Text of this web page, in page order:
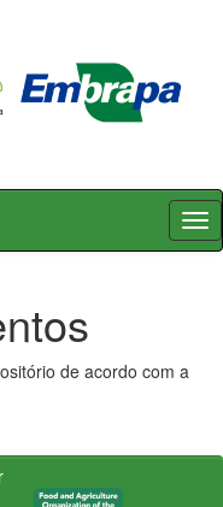
de acordo com a